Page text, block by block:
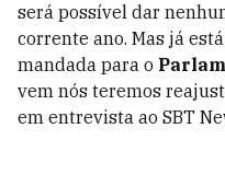
será possível dar
corrente ano. Mas já
mandada para o
vem nós teremos
em entrevista ao SBT